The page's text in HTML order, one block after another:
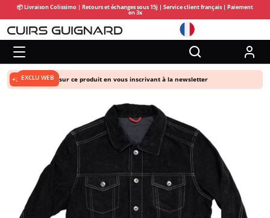
📦 Livraison Colissimo | Retours et échanges sous 15j | Service client français | Paiement
en 3x
+5% de remise sur ce produit en vous inscrivant à la newsletter
EXCLU WEB